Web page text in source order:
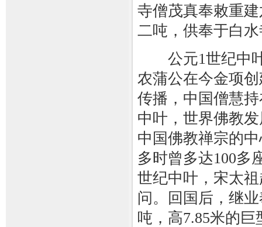
寺僧茂真奉敕重
二吨，供奉于白
公元1世纪中叶
农蒲公在今金项
传播，中国僧慧
中叶，世界佛教
中国佛教禅宗的
多时曾多达100多
世纪中叶，宋太
问。回国后，继
吨，高7.85米的